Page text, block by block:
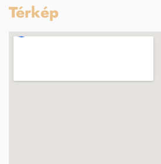
Térkép